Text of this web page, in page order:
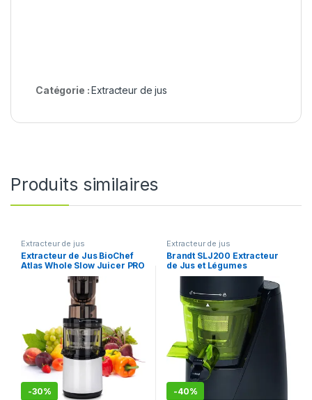
Catégorie :Extracteur de jus
Produits similaires
Extracteur de jus
Extracteur de Jus BioChef
Atlas Whole Slow Juicer PRO
-30%
Extracteur de jus
Brandt SLJ200 Extracteur
de Jus et Légumes
-40%